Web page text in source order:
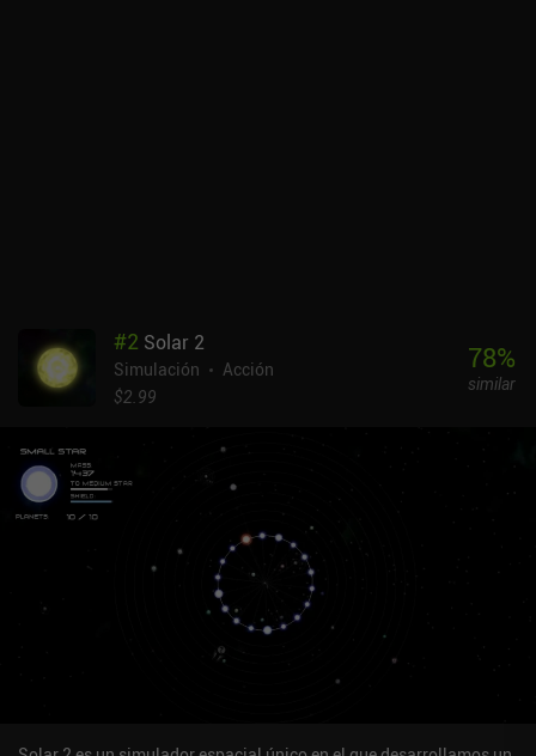
#2 Solar 2
Simulación
Acción
$2.99
78%
similar